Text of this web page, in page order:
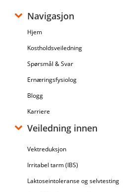
Navigasjon
Hjem
Kostholdsveiledning
Spørsmål & Svar
Ernæringsfysiolog
Blogg
Karriere
Veiledning innen
Vektreduksjon
Irritabel tarm (IBS)
Laktoseintoleranse og selvtesting